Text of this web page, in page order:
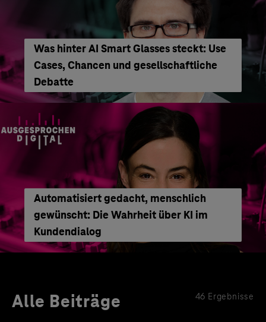
Was hinter AI Smart Glasses steckt: Use
Cases, Chancen und gesellschaftliche
Debatte
Automatisiert gedacht, menschlich
gewünscht: Die Wahrheit über KI im
Kundendialog
Alle Beiträge 46 Ergebnisse